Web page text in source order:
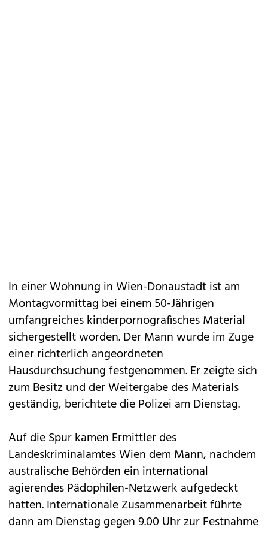
In einer Wohnung in Wien-Donaustadt ist am
Montagvormittag bei einem 50-Jährigen
umfangreiches kinderpornografisches Material
sichergestellt worden. Der Mann wurde im Zuge
einer richterlich angeordneten
Hausdurchsuchung festgenommen. Er zeigte sich
zum Besitz und der Weitergabe des Materials
geständig, berichtete die Polizei am Dienstag.
Auf die Spur kamen Ermittler des
Landeskriminalamtes Wien dem Mann, nachdem
australische Behörden ein international
agierendes Pädophilen-Netzwerk aufgedeckt
hatten. Internationale Zusammenarbeit führte
dann am Dienstag gegen 9.00 Uhr zur Festnahme